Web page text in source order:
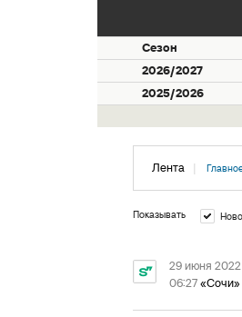
Сезон
2026/2027
2025/2026
Лента |
Показывать
29 июня 2022
06:27«Сочи»